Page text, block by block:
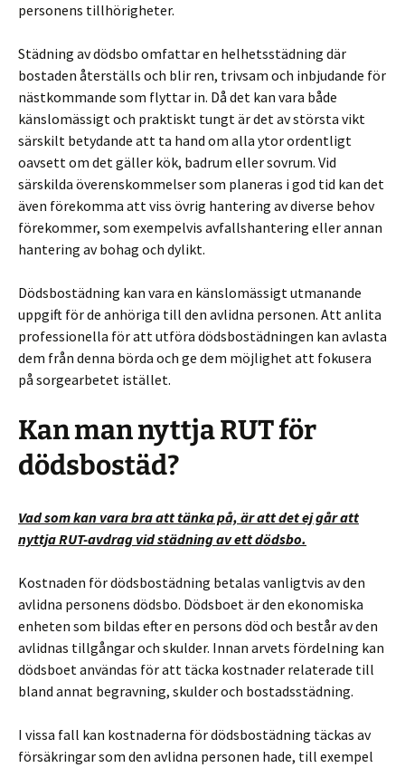
personens tillhörigheter.
Städning av dödsbo omfattar en helhetsstädning där
bostaden återställs och blir ren, trivsam och inbjudande för
nästkommande som flyttar in. Då det kan vara både
känslomässigt och praktiskt tungt är det av största vikt
särskilt betydande att ta hand om alla ytor ordentligt
oavsett om det gäller kök, badrum eller sovrum. Vid
särskilda överenskommelser som planeras i god tid kan det
även förekomma att viss övrig hantering av diverse behov
förekommer, som exempelvis avfallshantering eller annan
hantering av bohag och dylikt.
Dödsbostädning kan vara en känslomässigt utmanande
uppgift för de anhöriga till den avlidna personen. Att anlita
professionella för att utföra dödsbostädningen kan avlasta
dem från denna börda och ge dem möjlighet att fokusera
på sorgearbetet istället.
Kan man nyttja RUT för
dödsbostäd?
Vad som kan vara bra att tänka på, är att det ej går att
nyttja RUT-avdrag vid städning av ett dödsbo.
Kostnaden för dödsbostädning betalas vanligtvis av den
avlidna personens dödsbo. Dödsboet är den ekonomiska
enheten som bildas efter en persons död och består av den
avlidnas tillgångar och skulder. Innan arvets fördelning kan
dödsboet användas för att täcka kostnader relaterade till
bland annat begravning, skulder och bostadsstädning.
I vissa fall kan kostnaderna för dödsbostädning täckas av
försäkringar som den avlidna personen hade, till exempel